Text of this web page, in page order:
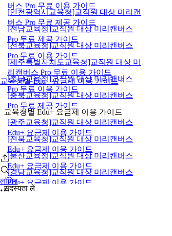
교육청별 Edu+ 요금제 이용 가이드
लॉगिन
버스 Pro 무료 이용 가이드
[인천광역시교육청]교직원 대상 미리캔
버스 Pro 무료 제공 가이드
[전남교육청]교직원 대상 미리캔버스
Pro 무료 제공 가이드
[전북교육청]교직원 대상 미리캔버스
Pro 무료 이용 가이드
[제주특별자치도교육청]교직원 대상 미
리캔버스 Pro 무료 이용 가이드
[충남교육청]교직원 대상 미리캔버스
Pro 무료 이용 가이드
[충북교육청]교직원 대상 미리캔버스
Pro 무료 제공 가이드
교육청별 Edu+ 요금제 이용 가이드
[광주교육청]교직원 대상 미리캔버스
Edu+ 요금제 이용 가이드
[전북교육청]교직원 대상 미리캔버스
Edu+ 요금제 이용 가이드
[울산교육청]교직원 대상 미리캔버스
Edu+ 요금제 이용 가이드
[경남교육청]교직원 대상 미리캔버스
Edu+ 요금제 이용 가이드
सदस्यता लें